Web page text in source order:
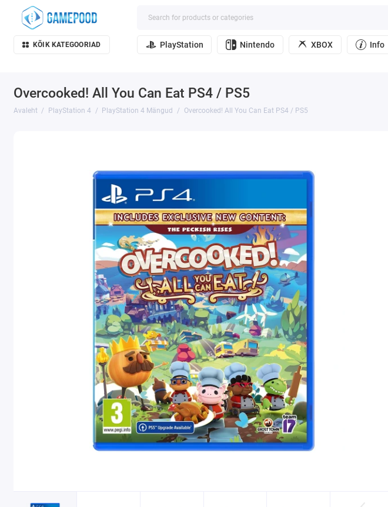
KÕIK KATEGOORIAD PlayStation Nintendo XBOX Info
Overcooked! All You Can Eat PS4 / PS5
Avaleht PlayStation 4 PlayStation 4 Mängud Overcooked! All You Can Eat PS4 / PS5